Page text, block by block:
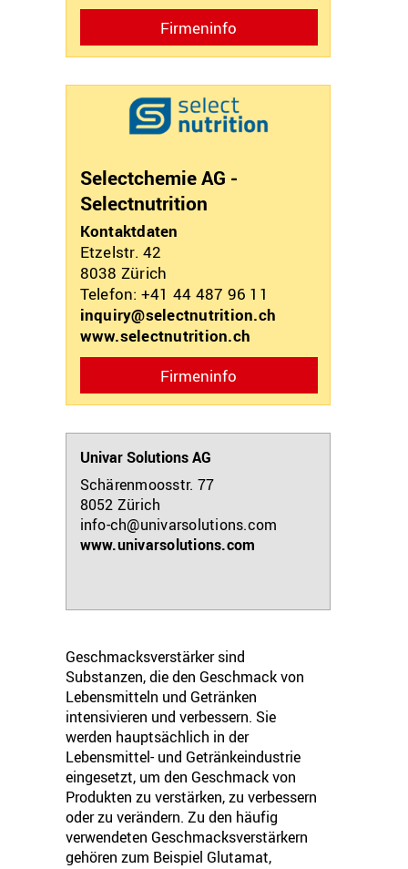
Firmeninfo
Firmeninfo
Selectchemie AG -
Selectnutrition
Kontaktdaten
Etzelstr. 42
8038 Zürich
Telefon: +41 44 487 96 11
inquiry@selectnutrition.ch
www.selectnutrition.ch
Univar Solutions AG
Schärenmoosstr. 77
8052 Zürich
info-ch@univarsolutions.com
www.univarsolutions.com
Geschmacksverstärker sind
Substanzen, die den Geschmack von
Lebensmitteln und Getränken
intensivieren und verbessern. Sie
werden hauptsächlich in der
Lebensmittel- und Getränkeindustrie
eingesetzt, um den Geschmack von
Produkten zu verstärken, zu verbessern
oder zu verändern. Zu den häufig
verwendeten Geschmacksverstärkern
gehören zum Beispiel Glutamat,